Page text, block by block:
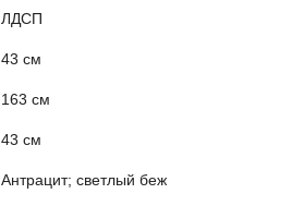
ЛДСП
43 см
163 см
43 см
Антрацит; светлый беж